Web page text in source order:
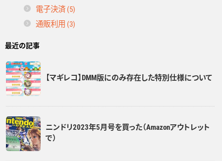
電子決済 (5)
通販利用 (3)
最近の記事
【マギレコ】DMM版にのみ存在した特別仕様について
ニンドリ2023年5月号を買った（Amazonアウトレット
で）